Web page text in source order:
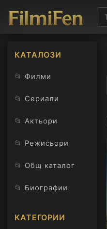
КАТАЛОЗИ
📂 Филми
📂 Сериали
📂 Актьори
📂 Режисьори
📂 Общ каталог
📂 Биографии
КАТЕГОРИИ